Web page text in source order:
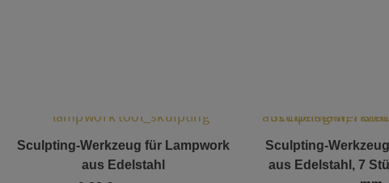
Dieses Produkt weist mehrere Varianten auf. Die Optionen können auf der Produktseite gewählt werden
Sculpting-Werkzeug für Lampwork
aus Edelstahl
Sculpting-
aus Edelstahl, 7